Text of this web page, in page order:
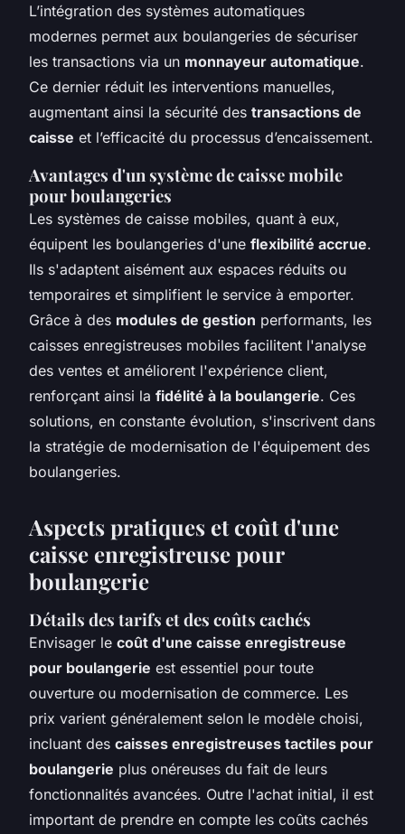
L’intégration des systèmes automatiques
modernes permet aux boulangeries de sécuriser
les transactions via un monnayeur automatique.
Ce dernier réduit les interventions manuelles,
augmentant ainsi la sécurité des transactions de
caisse et l’efficacité du processus d’encaissement.
Avantages d'un système de caisse mobile
pour boulangeries
Les systèmes de caisse mobiles, quant à eux,
équipent les boulangeries d'une flexibilité accrue.
Ils s'adaptent aisément aux espaces réduits ou
temporaires et simplifient le service à emporter.
Grâce à des modules de gestion performants, les
caisses enregistreuses mobiles facilitent l'analyse
des ventes et améliorent l'expérience client,
renforçant ainsi la fidélité à la boulangerie. Ces
solutions, en constante évolution, s'inscrivent dans
la stratégie de modernisation de l'équipement des
boulangeries.
Aspects pratiques et coût d'une
caisse enregistreuse pour
boulangerie
Détails des tarifs et des coûts cachés
Envisager le coût d'une caisse enregistreuse
pour boulangerie est essentiel pour toute
ouverture ou modernisation de commerce. Les
prix varient généralement selon le modèle choisi,
incluant des caisses enregistreuses tactiles pour
boulangerie plus onéreuses du fait de leurs
fonctionnalités avancées. Outre l'achat initial, il est
important de prendre en compte les coûts cachés